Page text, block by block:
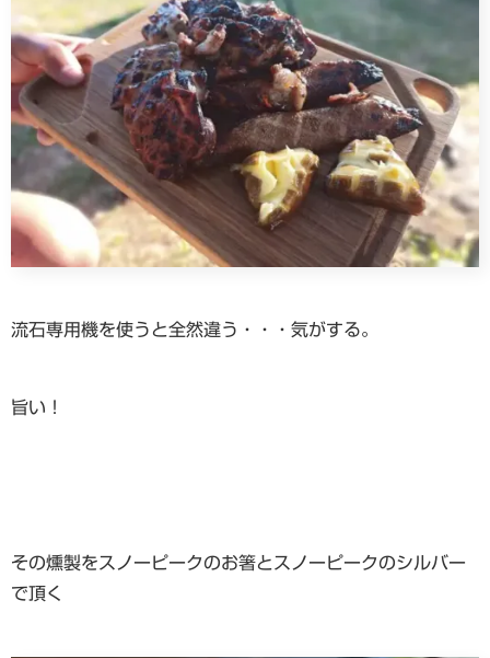
流石専用機を使うと全然違う・・・気がする。
旨い！
その燻製をスノーピークのお箸とスノーピークのシルバー
で頂く